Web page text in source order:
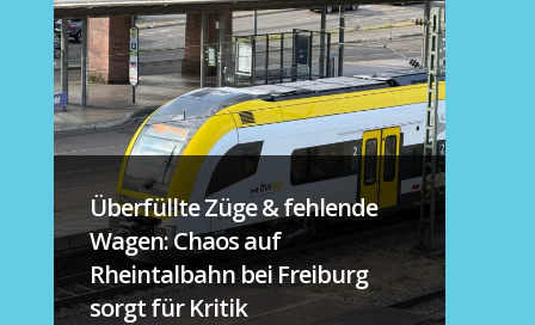
Überfüllte Züge & fehlende
Wagen: Chaos auf
Rheintalbahn bei Freiburg
sorgt für Kritik